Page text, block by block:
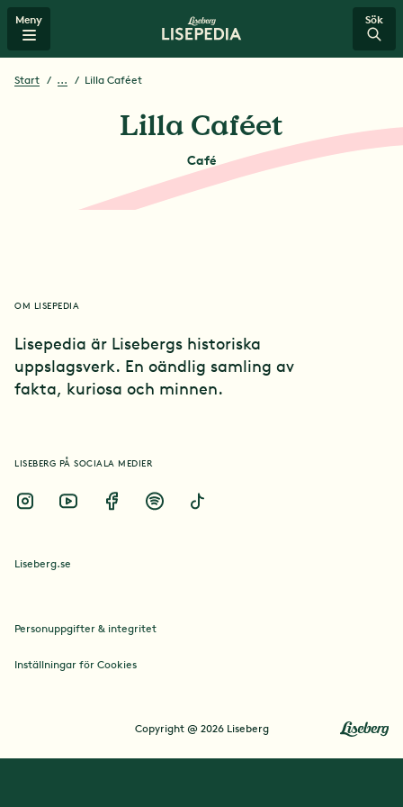
Meny Sök
Mat & dryck
Spel & lyckohjul
Platser
Händelser
Kul kuriosa
Start ... Lilla Caféet
Lilla Caféet
Café
OM LISEPEDIA
Lisepedia är Lisebergs historiska
uppslagsverk. En oändlig samling av
fakta, kuriosa och minnen.
LISEBERG PÅ SOCIALA MEDIER
Liseberg.se
Personuppgifter & integritet
Inställningar för Cookies
Copyright @ 2026 Liseberg
/mat-dryck/lilla+caf%C3%A9et